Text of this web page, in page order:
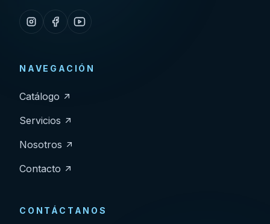
NAVEGACIÓN
Catálogo
Servicios
Nosotros
Contacto
CONTÁCTANOS